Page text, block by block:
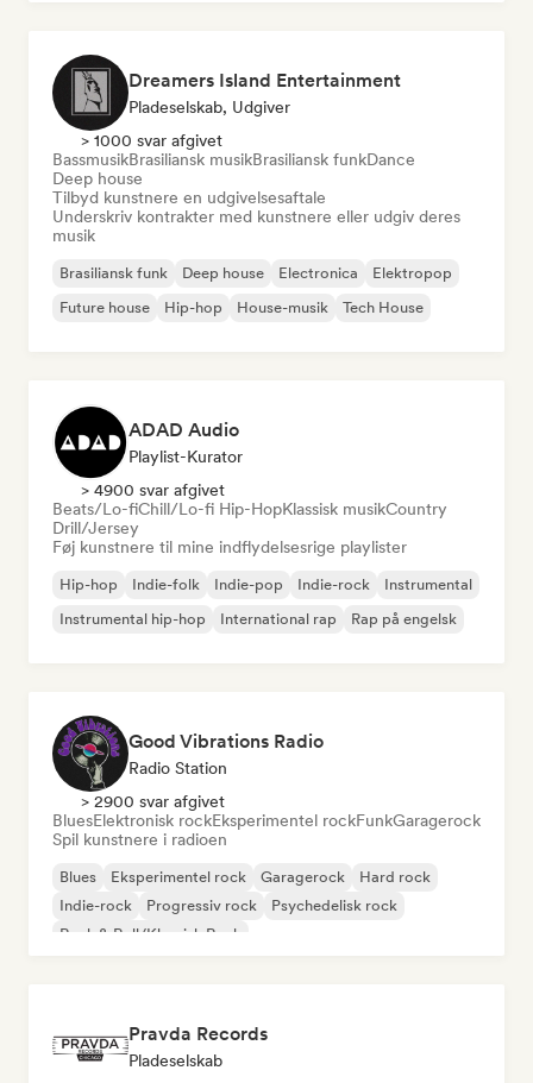
Dreamers Island Entertainment
Pladeselskab, Udgiver
> 1000 svar afgivet
BassmusikBrasiliansk musikBrasiliansk funkDance
Deep house
Tilbyd kunstnere en udgivelsesaftale
Underskriv kontrakter med kunstnere eller udgiv deres
musik
Brasiliansk funk Deep house Electronica
Elektropop
Future house
Hip-hop House-musik Tech House
ADAD Audio
Playlist-Kurator
> 4900 svar afgivet
Beats/Lo-fiChill/Lo-fi Hip-HopKlassisk musikCountry
Drill/Jersey
Føj kunstnere til mine indflydelsesrige playlister
Hip-hop Indie-folk Indie-pop Indie-rock
Instrumental
Instrumental hip-hop
International rap Rap på engelsk
Good Vibrations Radio
Radio Station
> 2900 svar afgivet
BluesElektronisk rockEksperimentel rockFunkGaragerock
Spil kunstnere i radioen
Blues Eksperimentel rock Garagerock
Hard rock
Indie-rock
Progressiv rock
Psychedelisk rock
Rock & Roll/Klassisk Rock
Pravda Records
Pladeselskab